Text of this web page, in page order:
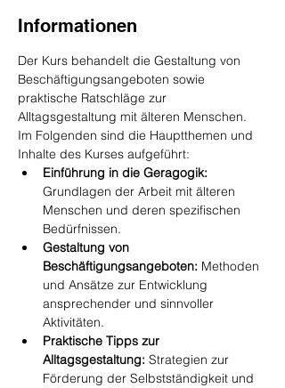
Informationen
Der Kurs behandelt die Gestaltung von
Beschäftigungsangeboten sowie
praktische Ratschläge zur
Alltagsgestaltung mit älteren Menschen.
Im Folgenden sind die Hauptthemen und
Inhalte des Kurses aufgeführt:
Einführung in die Geragogik:
Grundlagen der Arbeit mit älteren
Menschen und deren spezifischen
Bedürfnissen.
Gestaltung von
Beschäftigungsangeboten: Methoden
und Ansätze zur Entwicklung
ansprechender und sinnvoller
Aktivitäten.
Praktische Tipps zur
Alltagsgestaltung: Strategien zur
Förderung der Selbstständigkeit und